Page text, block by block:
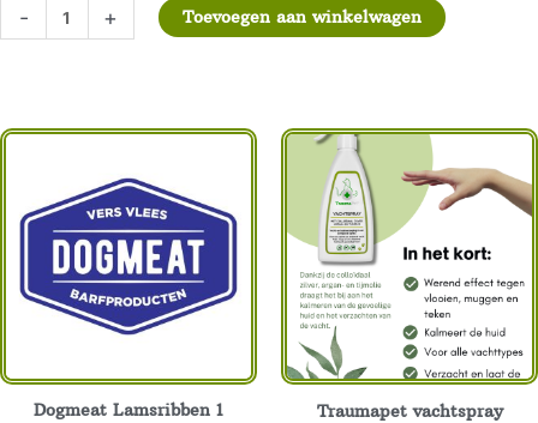
-
Lamspens
gram
+ Toevoegen aan winkelwagen
Dogmeat Lamsribben 1
Traumapet vachtspray